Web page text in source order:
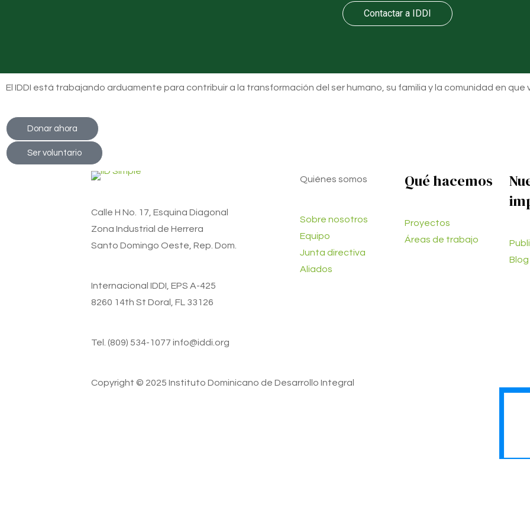
Contactar a IDDI
El IDDI está trabajando arduamente para contribuir a la transformación del ser humano, su familia y la comunidad en que
Donar ahora
Ser voluntario
Calle H No. 17, Esquina Diagonal
Zona Industrial de Herrera
Santo Domingo Oeste, Rep. Dom.
Internacional IDDI, EPS A-425
8260 14th St Doral, FL 33126
Tel. (809) 534-1077 info@iddi.org
Quiénes somos
Sobre nosotros
Equipo
Junta directiva
Aliados
Qué hacemos
Proyectos
Áreas de trabajo
Blog
Copyright © 2025 Instituto Dominicano de Desarrollo Integral